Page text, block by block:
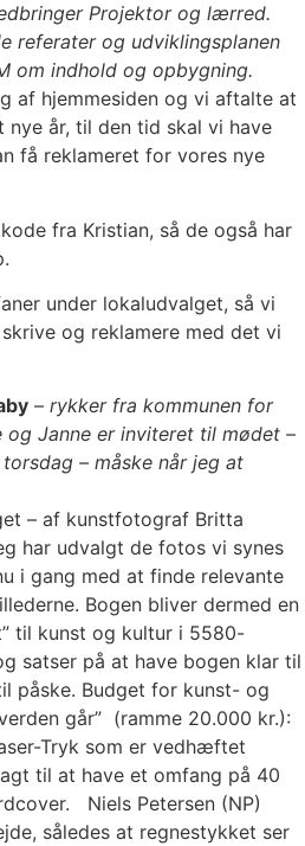
Projektor og lærred.
referater og udviklingsplanen
om indhold og opbygning.
af hjemmesiden og vi aftalte at
år, til den tid skal vi have
få reklameret for vores nye
fra Kristian, så de også har
under lokaludvalget, så vi
og reklamere med det vi
– rykker fra kommunen for
og Janne er inviteret til mødet –
– måske når jeg at
– af kunstfotograf Britta
har udvalgt de fotos vi synes
i gang med at finde relevante
Bogen bliver dermed en
til kunst og kultur i 5580-
satser på at have bogen klar til
påske. Budget for kunst- og
går” (ramme 20.000 kr.):
Tryk som er vedhæftet
til at have et omfang på 40
Niels Petersen (NP)
således at regnestykket ser